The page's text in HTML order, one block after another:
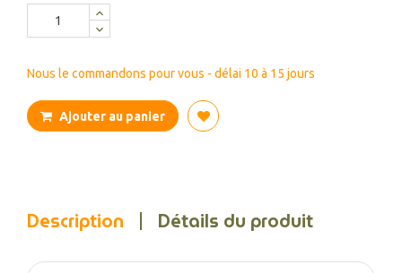
Nous le commandons pour vous - délai 10 à 15 jours
Ajouter au panier
Description Détails du produit